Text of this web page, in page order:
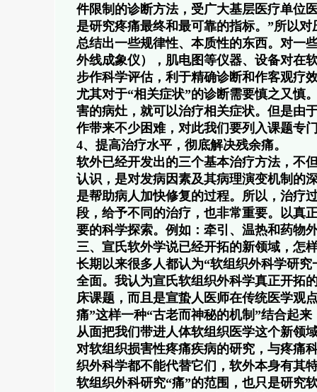
件限制的诊断方法，受广大基层医疗单
是研究疼痛最终和最可靠的指标。”所以
总结出一些规律性、本质性的东西。对一
外线成象仪），肌电图等仪器、设备对在
步作科学评估，利于精确诊断和作客观疗
尤其对于“相关症状”的诊断需要慎之又慎
害的病灶，就可以治疗相关症状。但是由
作带来不少困难，对此我们要列入课题专
4、提高治疗水平，彻底解决残余痛。
软外已经开发出的三个基本治疗方法，不
认识，是对发病因素及其病理演变机制的
是帮助病人加快修复的过程。所以，治疗
段，给予不同的治疗，也非常重要。以真
要的科学探索。例如：牵引、温热和药物
三、宣氏软外学说已经开拓的新领域，怎
长期以来很多人都认为“软组织外科学研
全面。我认为宣氏软组织外科学真正开拓
床课题，而且是宣蛰人医师在传统医学观
痛”这样一种“古老而神秘的机制”结合起
从面把我们带进人体软组织医学这个新领
对软组织损害性疼痛疾病的研究，与疼痛
织外科学都不能代替它们，软外本身有
软组织外科研究“痛”的范围，也只是研究